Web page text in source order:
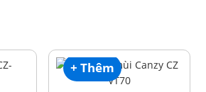
+ Thêm